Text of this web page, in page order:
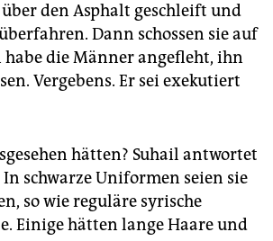
den Asphalt geschleift und
Dann schossen sie auf
habe die Männer angefleht, ihn
Vergebens. Er sei exekutiert
hätten? Suhail antwortet
schwarze Uniformen seien sie
so wie reguläre syrische
Einige hätten lange Haare und